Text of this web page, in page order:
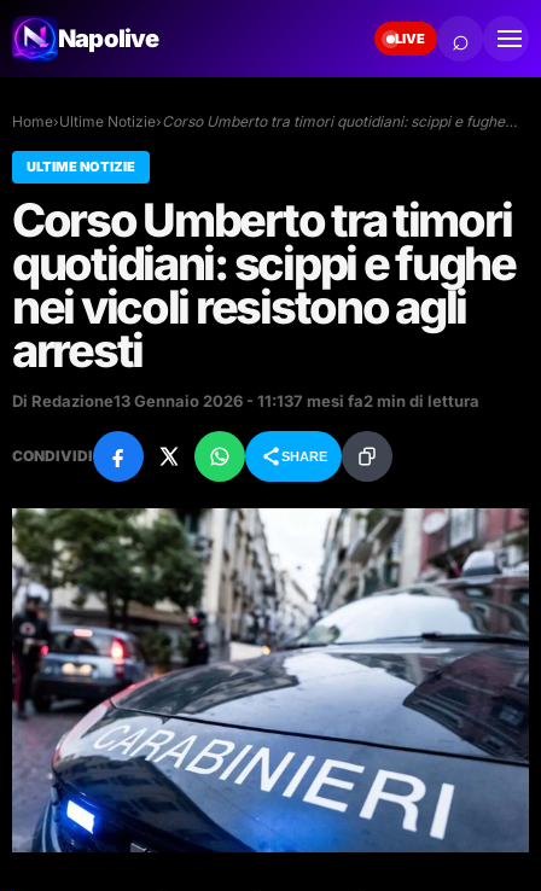
Napolive LIVE ⌕
Home›Ultime Notizie›Corso Umberto tra timori quotidiani: scippi e fughe…
ULTIME NOTIZIE
Corso Umberto tra timori
quotidiani: scippi e fughe
nei vicoli resistono agli
arresti
Di Redazione13 Gennaio 2026 - 11:137 mesi fa2 min di lettura
CONDIVIDI SHARE